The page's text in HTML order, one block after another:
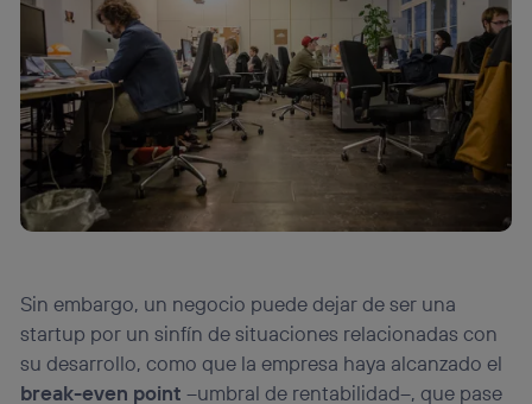
Sin embargo, un negocio puede dejar de ser una
startup por un sinfín de situaciones relacionadas con
su desarrollo, como que la empresa haya alcanzado el
break-even point –umbral de rentabilidad–, que pase